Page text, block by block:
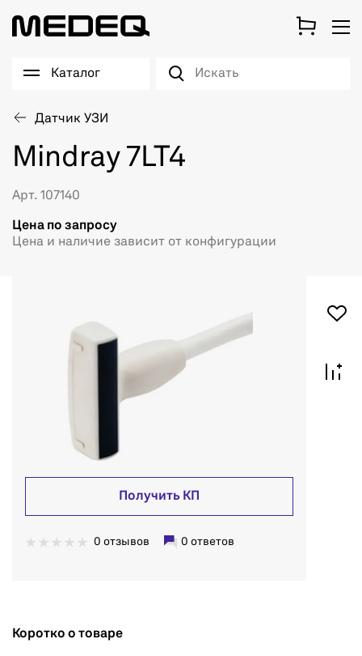
Каталог
Датчик УЗИ
Mindray 7LT4
Арт. 107140
Цена по запросу
Цена и наличие зависит от конфигурации
Получить КП
0 отзывов 0 ответов
Коротко о товаре